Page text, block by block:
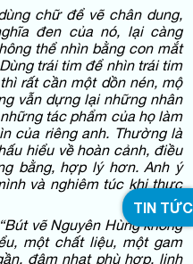
TIN TỨC
chữ để vẽ chân dung,
đen của nó, lại càng
thể nhìn bằng con mắt
trái tim để nhìn trái tim
rất cần một dồn nén, mộ
vẫn dựng lại những nhân
tác phẩm của họ làm
của riêng anh. Thường là
hiểu về hoàn cảnh, điều
bằng, hợp lý hơn. Anh ý
và nghiêm túc khi thực
“Bút vẽ Nguyên Hùng không
một chất liệu, một gam
đậm nhạt phù hợp, linh